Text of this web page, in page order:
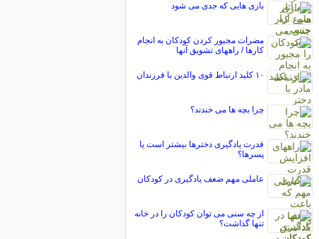
بازی هایی که جدی می شود
مضرات مجبور کردن کودکان به انجام
کارها / راههای تشویق آنها
۱۰ کلید ارتباط قوی والدین با فرزندان
چرا بچه ها می خندند؟
قدرت یادگیری دخترها بیشتر است یا
پسرها؟
عاملی مهم ضعف یادگیری در کودکان
از چه سنی می توان کودکان را در خانه
تنها گذاشت؟